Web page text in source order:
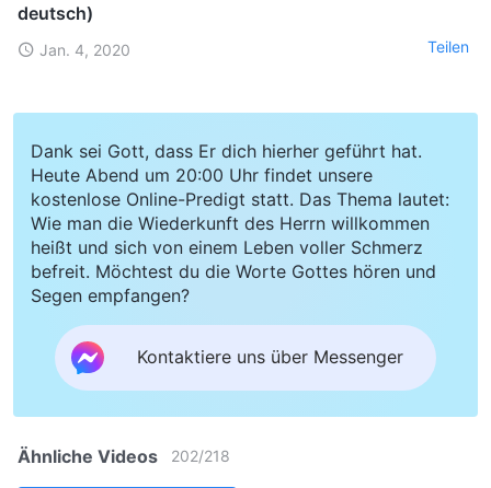
deutsch)
Jan. 4, 2020 Teilen
Dank sei Gott, dass Er dich hierher geführt hat.
Heute Abend um 20:00 Uhr findet unsere
kostenlose Online-Predigt statt. Das Thema lautet:
Wie man die Wiederkunft des Herrn willkommen
heißt und sich von einem Leben voller Schmerz
befreit. Möchtest du die Worte Gottes hören und
Segen empfangen?
Kontaktiere uns über Messenger
Ähnliche Videos 202/218